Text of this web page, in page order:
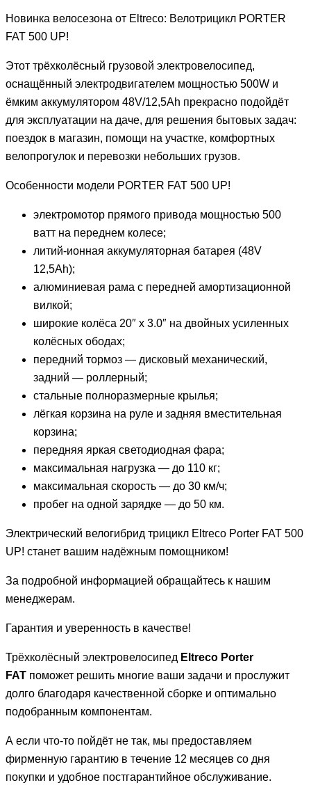
Новинка велосезона от Eltreco: Велотрицикл PORTER
FAT 500 UP!
Этот трёхколёсный грузовой электровелосипед,
оснащённый электродвигателем мощностью 500W и
ёмким аккумулятором 48V/12,5Ah прекрасно подойдёт
для эксплуатации на даче, для решения бытовых задач:
поездок в магазин, помощи на участке, комфортных
велопрогулок и перевозки небольших грузов.
Особенности модели PORTER FAT 500 UP!
электромотор прямого привода мощностью 500
ватт на переднем колесе;
литий-ионная аккумуляторная батарея (48V
12,5Ah);
алюминиевая рама с передней амортизационной
вилкой;
широкие колёса 20″ х 3.0″ на двойных усиленных
колёсных ободах;
передний тормоз — дисковый механический,
задний — роллерный;
стальные полноразмерные крылья;
лёгкая корзина на руле и задняя вместительная
корзина;
передняя яркая светодиодная фара;
максимальная нагрузка — до 110 кг;
максимальная скорость — до 30 км/ч;
пробег на одной зарядке — до 50 км.
Электрический велогибрид трицикл Eltreco Porter FAT 500
UP! станет вашим надёжным помощником!
За подробной информацией обращайтесь к нашим
менеджерам.
Гарантия и уверенность в качестве!
Трёхколёсный электровелосипед Eltreco Porter
FAT поможет решить многие ваши задачи и прослужит
долго благодаря качественной сборке и оптимально
подобранным компонентам.
А если что-то пойдёт не так, мы предоставляем
фирменную гарантию в течение 12 месяцев со дня
покупки и удобное постгарантийное обслуживание.